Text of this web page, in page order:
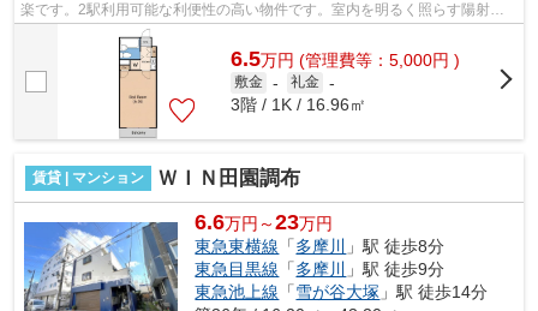
楽です。2駅利用可能な利便性の高い物件です。室内を明るく照らす陽射し
が気持ちの良い物件となっています。...
6.5万円 (管理費等：5,000円 )
敷金 - 礼金 -
3階 / 1K / 16.96㎡
賃貸 | マンション ＷＩＮ田園調布
6.6万円～23万円
東急東横線 「多摩川
」駅 徒歩8分
東急目黒線 「多摩川
」駅 徒歩9分
東急池上線 「雪が谷大塚 」駅 徒歩14分